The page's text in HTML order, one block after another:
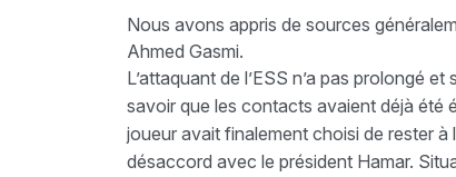
Nous avons appris de sources
Ahmed Gasmi.
L’attaquant de l’ESS n’a pas prolongé
savoir que les contacts avaient déjà été
joueur avait finalement choisi de rester
désaccord avec le président Hamar.